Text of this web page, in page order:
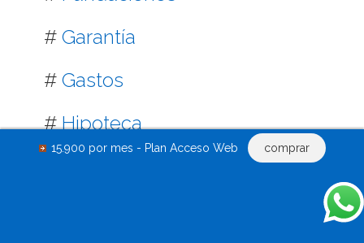
15.900 por mes - Plan Acceso Web comprar
# Garantía
# Gastos
#Hipoteca